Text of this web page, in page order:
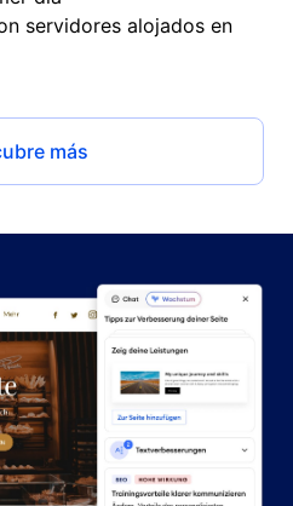
servidores alojados en
más